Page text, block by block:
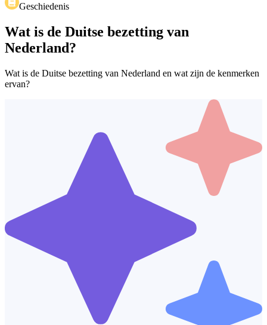
Geschiedenis
Wat is de Duitse bezetting van
Nederland?
Wat is de Duitse bezetting van Nederland en wat zijn de kenmerken
ervan?